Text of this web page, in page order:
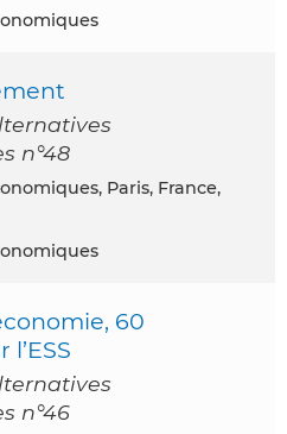
n°48
60
n°46